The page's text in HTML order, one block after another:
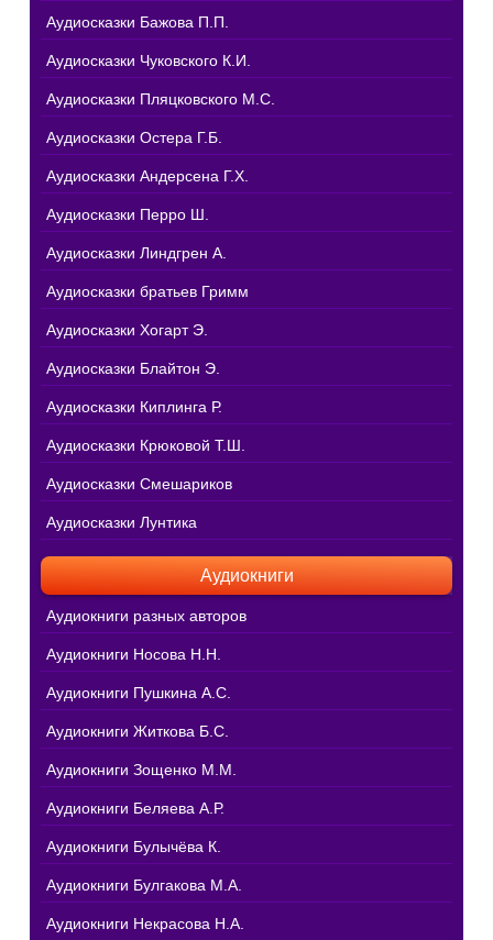
Аудиосказки Бажова П.П.
Аудиосказки Чуковского К.И.
Аудиосказки Пляцковского М.С.
Аудиосказки Остера Г.Б.
Аудиосказки Андерсена Г.Х.
Аудиосказки Перро Ш.
Аудиосказки Линдгрен А.
Аудиосказки братьев Гримм
Аудиосказки Хогарт Э.
Аудиосказки Блайтон Э.
Аудиосказки Киплинга Р.
Аудиосказки Крюковой Т.Ш.
Аудиосказки Смешариков
Аудиосказки Лунтика
Аудиокниги
Аудиокниги разных авторов
Аудиокниги Носова Н.Н.
Аудиокниги Пушкина А.С.
Аудиокниги Житкова Б.С.
Аудиокниги Зощенко М.М.
Аудиокниги Беляева А.Р.
Аудиокниги Булычёва К.
Аудиокниги Булгакова М.А.
Аудиокниги Некрасова Н.А.